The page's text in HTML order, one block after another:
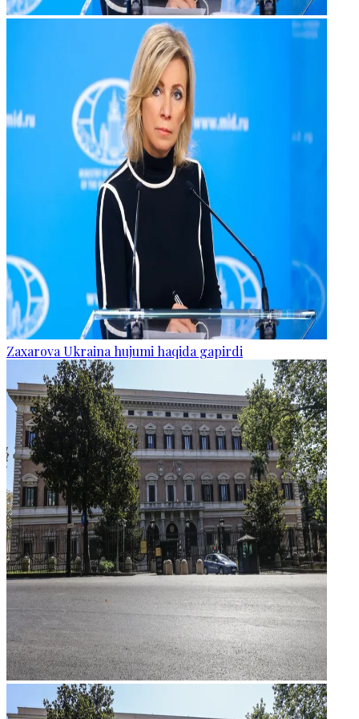
Zaxarova Ukraina hujumi haqida gapirdi